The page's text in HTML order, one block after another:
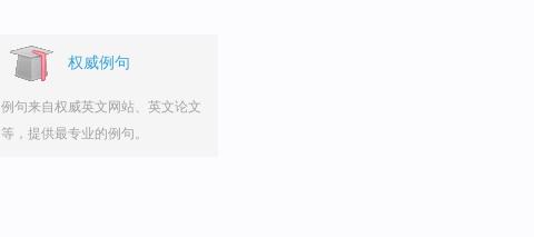
权威例句
例句来自权威英文网站、英文论文
等，提供最专业的例句。